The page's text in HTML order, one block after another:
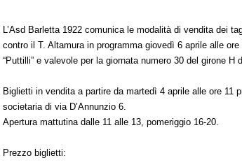
L’Asd Barletta 1922 comunica le modalità di vendita dei
contro il T. Altamura in programma giovedì 6 aprile alle
“Puttilli” e valevole per la giornata numero 30 del girone H
Biglietti in vendita a partire da martedì 4 aprile alle ore 11
societaria di via D’Annunzio 6.
Apertura mattutina dalle 11 alle 13, pomeriggio 16-20.
Prezzo biglietti: